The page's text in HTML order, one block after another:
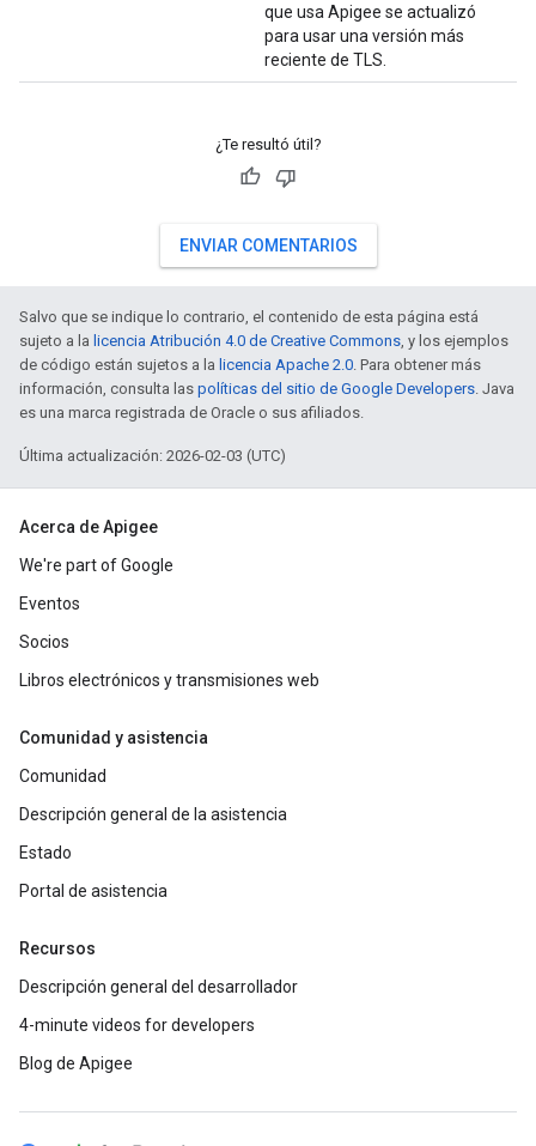
que usa Apigee se actualizó
para usar una versión más
reciente de TLS.
¿Te resultó útil?
ENVIAR COMENTARIOS
Salvo que se indique lo contrario, el contenido de esta página está
sujeto a la licencia Atribución 4.0 de Creative Commons, y los ejemplos
de código están sujetos a la licencia Apache 2.0. Para obtener más
información, consulta las políticas del sitio de Google Developers. Java
es una marca registrada de Oracle o sus afiliados.
Última actualización: 2026-02-03 (UTC)
Acerca de Apigee
We're part of Google
Eventos
Socios
Libros electrónicos y transmisiones web
Comunidad y asistencia
Comunidad
Descripción general de la asistencia
Estado
Portal de asistencia
Recursos
Descripción general del desarrollador
4-minute videos for developers
Blog de Apigee